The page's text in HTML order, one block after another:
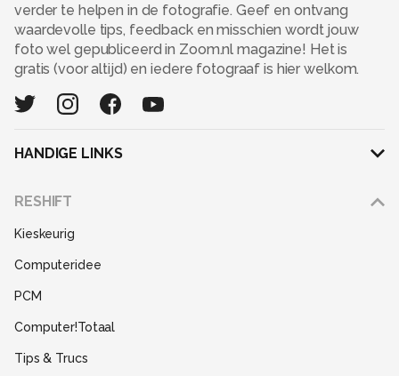
verder te helpen in de fotografie. Geef en ontvang
waardevolle tips, feedback en misschien wordt jouw
foto wel gepubliceerd in Zoom.nl magazine! Het is
gratis (voor altijd) en iedere fotograaf is hier welkom.
HANDIGE LINKS
RESHIFT
Kieskeurig
Computeridee
PCM
Computer!Totaal
Tips & Trucs